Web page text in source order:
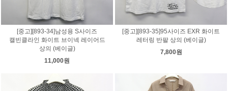
[중고][893-34]남성용 S사이즈
캘빈클라인 화이트 브이넥 레이어드
상의 (베이글)
11,000원
[중고][893-35]95사이즈 EXR 화이트
레터링 반팔 상의 (베이글)
7,800원